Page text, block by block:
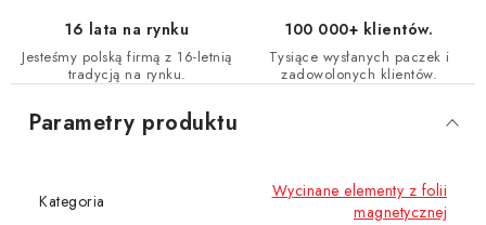
16 lata na rynku
Jesteśmy polską firmą z 16-letnią
tradycją na rynku.
100 000+ klientów.
Tysiące wysłanych paczek i
zadowolonych klientów.
Parametry produktu
Kategoria
Wycinane elementy z folii
magnetycznej